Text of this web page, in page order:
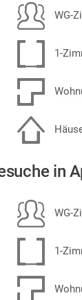
WG-
1-
in
WG-
1-